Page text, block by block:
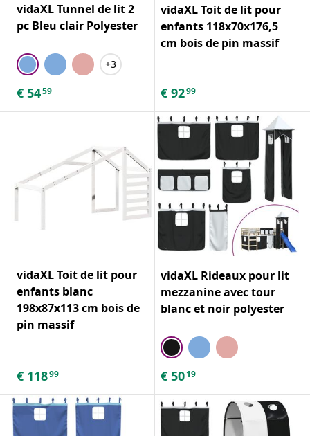
vidaXL Tunnel de lit 2
pc Bleu clair Polyester
+3
€ 5459
vidaXL Toit de lit pour
enfants 118x70x176,5
cm bois de pin massif
€ 9299
vidaXL Toit de lit pour
enfants blanc
198x87x113 cm bois de
pin massif
€ 11899
vidaXL Rideaux pour lit
mezzanine avec tour
blanc et noir polyester
€ 5019